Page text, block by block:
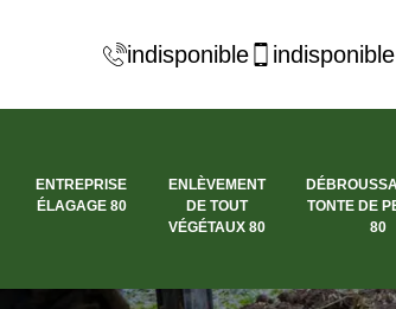
indisponible indisponible
ENTREPRISE
ÉLAGAGE 80
ENLÈVEMENT
DE TOUT
VÉGÉTAUX 80
TONTE DE
80